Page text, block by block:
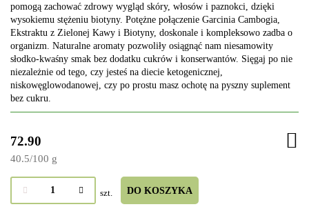
pomogą zachować zdrowy wygląd skóry, włosów i paznokci, dzięki
wysokiemu stężeniu biotyny. Potężne połączenie Garcinia Cambogia,
Ekstraktu z Zielonej Kawy i Biotyny, doskonale i kompleksowo zadba o
organizm. Naturalne aromaty pozwoliły osiągnąć nam niesamowity
słodko-kwaśny smak bez dodatku cukrów i konserwantów. Sięgaj po nie
niezależnie od tego, czy jesteś na diecie ketogenicznej,
niskowęglowodanowej, czy po prostu masz ochotę na pyszny suplement
bez cukru.
72.90
40.5/100 g
szt. DO KOSZYKA